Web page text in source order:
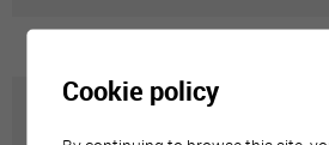
Carte interactive
Cookie policy